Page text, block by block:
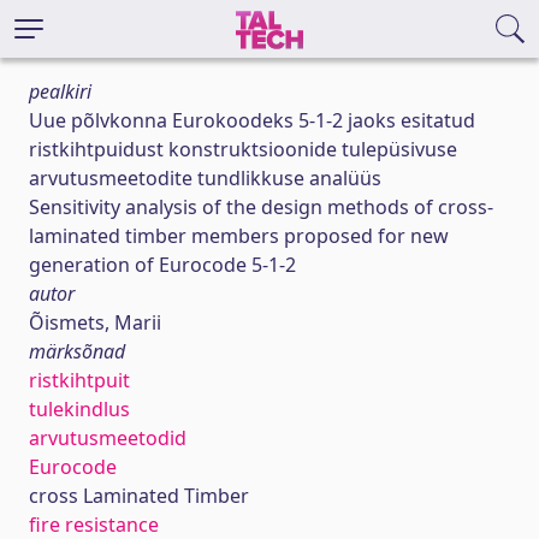
pealkiri
Uue põlvkonna Eurokoodeks 5-1-2 jaoks esitatud
ristkihtpuidust konstruktsioonide tulepüsivuse
arvutusmeetodite tundlikkuse analüüs
Sensitivity analysis of the design methods of cross-
laminated timber members proposed for new
generation of Eurocode 5-1-2
autor
Õismets, Marii
märksõnad
ristkihtpuit
tulekindlus
arvutusmeetodid
Eurocode
cross Laminated Timber
fire resistance